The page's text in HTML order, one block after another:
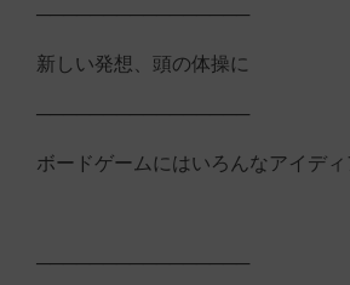
────────────────
新しい発想、頭の体操に
────────────────
ボードゲームにはいろんなアイデ
────────────────